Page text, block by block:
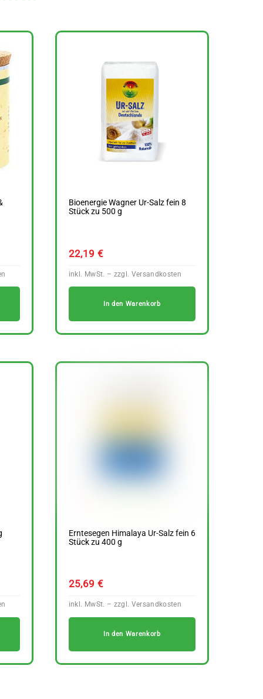
Bioenergie Wagner Ur-Salz fein 8
Stück zu 500 g
22,19 €
In den Warenkorb
Erntesegen Himalaya Ur-Salz fein 6
Stück zu 400 g
25,69 €
In den Warenkorb